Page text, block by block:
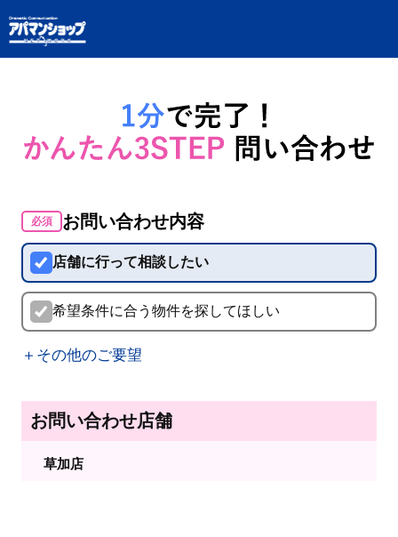
必須 お問い合わせ内容
店舗に行って相談したい
希望条件に合う物件を探してほしい
＋その他のご要望
お問い合わせ店舗
草加店